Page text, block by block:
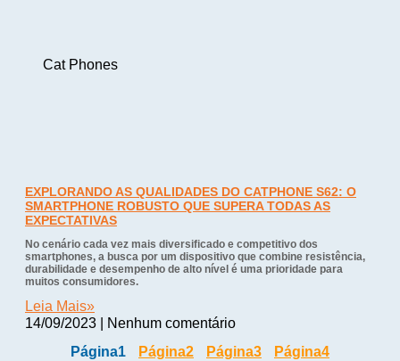
Cat Phones
EXPLORANDO AS QUALIDADES DO CATPHONE S62: O
SMARTPHONE ROBUSTO QUE SUPERA TODAS AS
EXPECTATIVAS
No cenário cada vez mais diversificado e competitivo dos
smartphones, a busca por um dispositivo que combine resistência,
durabilidade e desempenho de alto nível é uma prioridade para
muitos consumidores.
Leia Mais»
14/09/2023
Nenhum comentário
Página1 Página2 Página3 Página4